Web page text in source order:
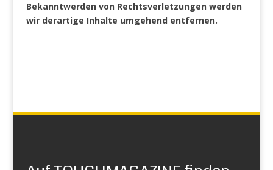
Bekanntwerden von Rechtsverletzungen werden
wir derartige Inhalte umgehend entfernen.